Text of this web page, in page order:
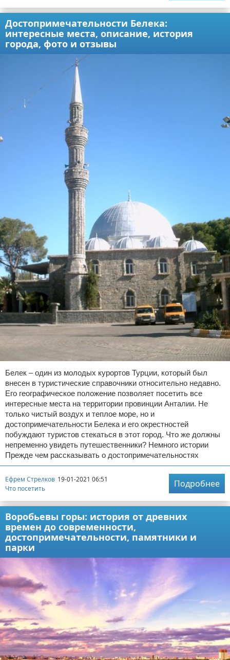
Достопримечательности Белека:
интересные места, описание, история
города, фото и отзывы
Белек – один из молодых курортов Турции, который был
внесен в туристические справочники относительно недавно.
Его географическое положение позволяет посетить все
интересные места на территории провинции Анталии. Не
только чистый воздух и теплое море, но и
достопримечательности Белека и его окрестностей
побуждают туристов стекаться в этот город. Что же должны
непременно увидеть путешественники? Немного истории
Прежде чем рассказывать о достопримечательностях
Ефрем Стрелков 19-01-2021 06:51
Что посетить
Подробнее
Воробьевы горы: история от древних
времен до современности,
достопримечательности, памятники и
парки